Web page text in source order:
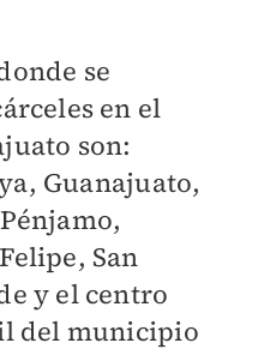
se
en el
son:
Guanajuato,
San
y el centro
del municipio